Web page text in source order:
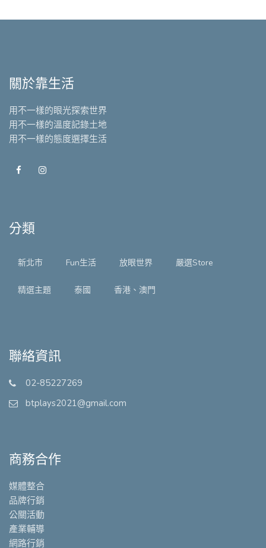
關於靠生活
用不一樣的眼光探索世界
用不一樣的溫度記錄土地
用不一樣的態度選擇生活
分類
新北市 Fun生活 放眼世界 嚴選Store
精選主題 泰國 香港、澳門
聯絡資訊
02-85227269
btplays2021@gmail.com
商務合作
媒體整合
品牌行銷
公關活動
產業輔導
網路行銷